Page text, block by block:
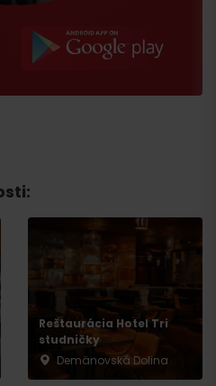
Reštaurácia Hotel Tri
studničky
Demänovská Dolina